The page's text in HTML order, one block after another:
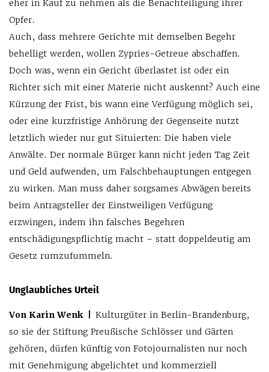
eher in Kauf zu nehmen als die Benachteiligung ihrer
Opfer.
Auch, dass mehrere Gerichte mit demselben Begehr
behelligt werden, wollen Zypries-Getreue abschaffen.
Doch was, wenn ein Gericht überlastet ist oder ein
Richter sich mit einer Materie nicht auskennt? Auch eine
Kürzung der Frist, bis wann eine Verfügung möglich sei,
oder eine kurzfristige Anhörung der Gegenseite nutzt
letztlich wieder nur gut Situierten: Die haben viele
Anwälte. Der normale Bürger kann nicht jeden Tag Zeit
und Geld aufwenden, um Falschbehauptungen entgegen
zu wirken. Man muss daher sorgsames Abwägen bereits
beim Antragsteller der Einstweiligen Verfügung
erzwingen, indem ihn falsches Begehren
entschädigungspflichtig macht – statt doppeldeutig am
Gesetz rumzufummeln.
Unglaubliches Urteil
Von Karin Wenk |
Kulturgüter in Berlin-Brandenburg,
so sie der Stiftung Preußische Schlösser und Gärten
gehören, dürfen künftig von Fotojournalisten nur noch
mit Genehmigung abgelichtet und kommerziell